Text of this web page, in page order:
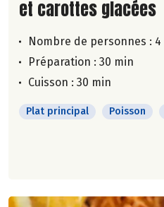
et carottes glacées
Nombre de personnes :
Préparation : 30 min
Cuisson : 30 min
Plat principal Poisson